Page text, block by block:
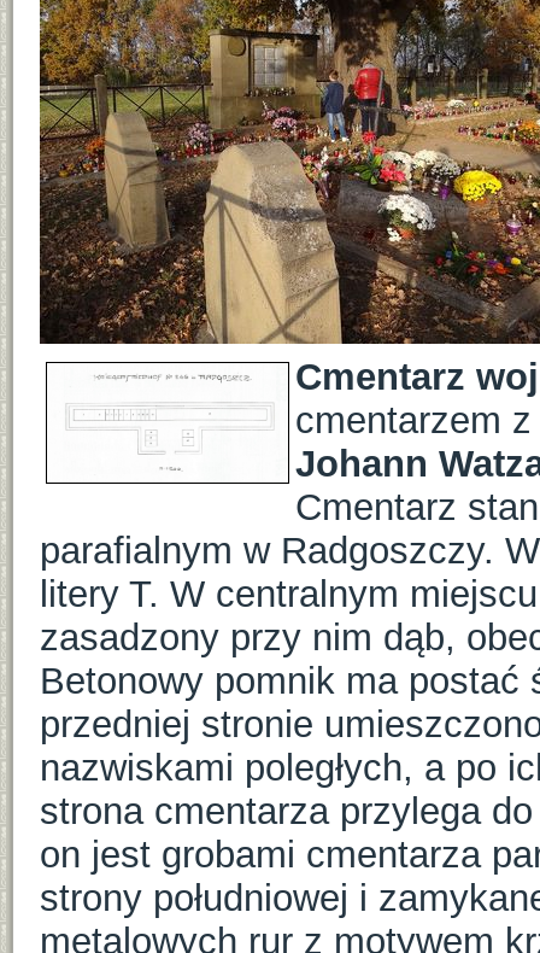
Cmentarz
cmentarzem
Johann
Cmentarz
parafialnym w Radgoszczy.
litery T. W centralnym
zasadzony przy nim dąb,
Betonowy pomnik ma
przedniej stronie
nazwiskami poległych, a po
strona cmentarza przylega
on jest grobami cmentarza
strony południowej i
metalowych rur z motywem